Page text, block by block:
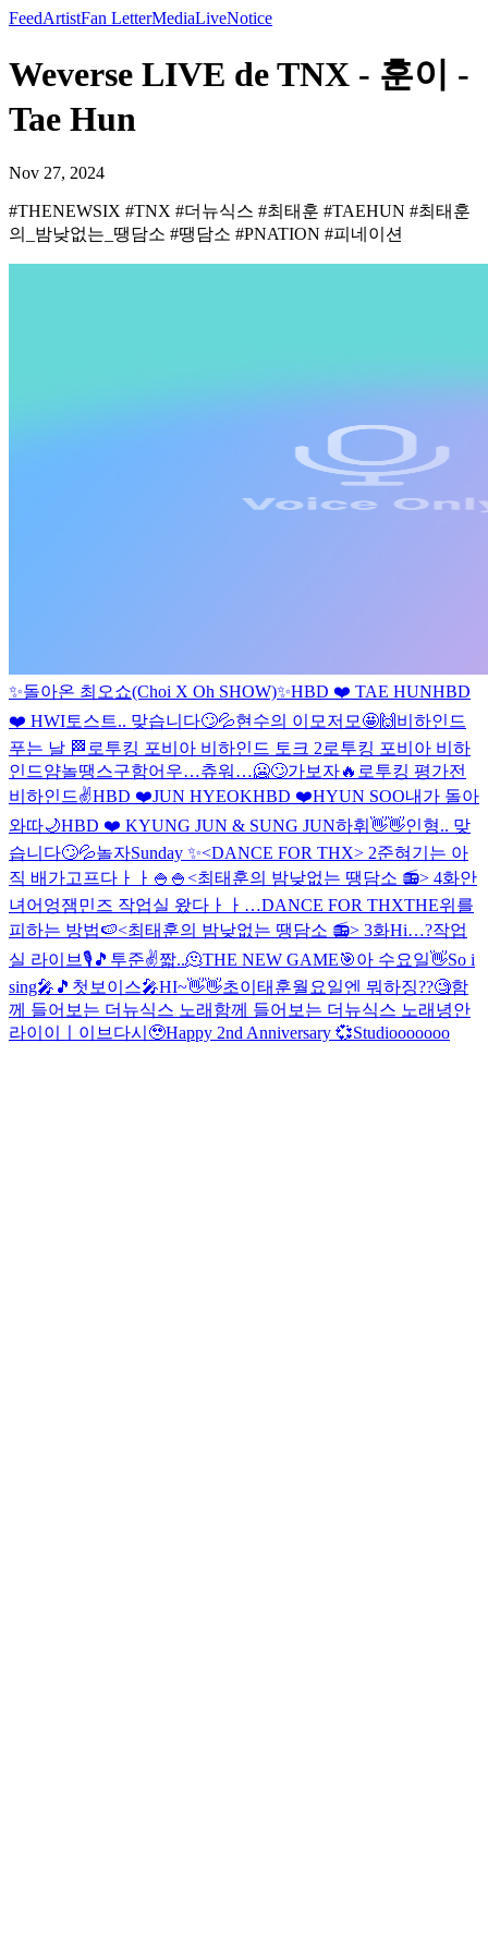
FeedArtistFan LetterMediaLiveNotice
Weverse LIVE de TNX - 훈이 -
Tae Hun
Nov 27, 2024
#THENEWSIX #TNX #더뉴식스 #최태훈 #TAEHUN #최태훈
의_밤낮없는_땡담소 #땡담소 #PNATION #피네이션
✨돌아온 최오쇼(Choi X Oh SHOW)✨HBD ❤️ TAE HUNHBD
❤️ HWI토스트.. 맞습니다🙄💦현수의 이모저모🤩🙌 비하인드
푸는 날 🏁 로투킹 포비아 비하인드 토크 2로투킹 포비아 비하
인드얌놀땡스구함어우…츄워…🥶🙄가보자🔥 로투킹 평가전
비하인드✌️HBD ❤️JUN HYEOKHBD ❤️HYUN SOO내가 돌아
와따🌙HBD ❤️ KYUNG JUN & SUNG JUN하휘👋👋인형.. 맞
습니다🙄💦놀자Sunday ✨<DANCE FOR THX> 2준혀기는 아
직 배가고프다ㅏㅏ🍚🍚<최태훈의 밤낮없는 땡담소 📻> 4화안
녀어엉잼민즈 작업실 왔다ㅏㅏ…DANCE FOR THXTHE위를
피하는 방법🍉<최태훈의 밤낮없는 땡담소 📻> 3화Hi…?작업
실 라이브🎙🎵 투준✌️짧..🫠THE NEW GAME🎯아 수요일👋So i
sing🎤🎵 첫보이스🎤HI~👋👋초이태훈월요일엔 뭐하징??🧐함
께 들어보는 더뉴식스 노래 함께 들어보는 더뉴식스 노래 녕안
라이이ㅣ이브 다시🥹Happy 2nd Anniversary 💞Studiooooooo